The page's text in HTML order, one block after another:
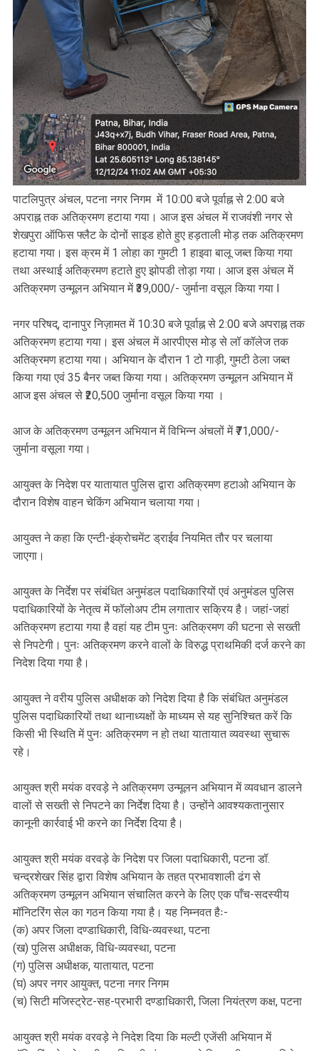
पाटलिपुत्र अंचल, पटना नगर निगम में 10:00 बजे पूर्वाह्न से 2:00 बजे
अपराह्न तक अतिक्रमण हटाया गया। आज इस अंचल में राजवंशी नगर से
शेखपुरा ऑफिस फ्लैट के दोनों साइड होते हुए हड़ताली मोड़ तक अतिक्रमण
हटाया गया। इस क्रम में 1 लोहा का गुमटी 1 हाइवा बालू जब्त किया गया
तथा अस्थाई अतिक्रमण हटाते हुए झोपडी तोड़ा गया। आज इस अंचल में
अतिक्रमण उन्मूलन अभियान में ₹39,000/- जुर्माना वसूल किया गया l
नगर परिषद्, दानापुर निज़ामत में 10:30 बजे पूर्वाह्न से 2:00 बजे अपराह्न तक
अतिक्रमण हटाया गया। इस अंचल में आरपीएस मोड़ से लॉ कॉलेज तक
अतिक्रमण हटाया गया। अभियान के दौरान 1 टो गाड़ी, गुमटी ठेला जब्त
किया गया एवं 35 बैनर जब्त किया गया। अतिक्रमण उन्मूलन अभियान में
आज इस अंचल से ₹20,500 जुर्माना वसूल किया गया ।
आज के अतिक्रमण उन्मूलन अभियान में विभिन्न अंचलों में ₹71,000/-
जुर्माना वसूला गया।
आयुक्त के निदेश पर यातायात पुलिस द्वारा अतिक्रमण हटाओ अभियान के
दौरान विशेष वाहन चेकिंग अभियान चलाया गया।
आयुक्त ने कहा कि एन्टी-इंक्रोचमेंट ड्राईव नियमित तौर पर चलाया
जाएगा।
आयुक्त के निर्देश पर संबंधित अनुमंडल पदाधिकारियों एवं अनुमंडल पुलिस
पदाधिकारियों के नेतृत्व में फॉलोअप टीम लगातार सक्रिय है। जहां-जहां
अतिक्रमण हटाया गया है वहां यह टीम पुनः अतिक्रमण की घटना से सख्ती
से निपटेगी। पुनः अतिक्रमण करने वालों के विरुद्ध प्राथमिकी दर्ज करने का
निदेश दिया गया है।
आयुक्त ने वरीय पुलिस अधीक्षक को निदेश दिया है कि संबंधित अनुमंडल
पुलिस पदाधिकारियों तथा थानाध्यक्षों के माध्यम से यह सुनिश्चित करें कि
किसी भी स्थिति में पुनः अतिक्रमण न हो तथा यातायात व्यवस्था सुचारू
रहे।
आयुक्त श्री मयंक वरवड़े ने अतिक्रमण उन्मूलन अभियान में व्यवधान डालने
वालों से सख्ती से निपटने का निर्देश दिया है। उन्होंने आवश्यकतानुसार
कानूनी कार्रवाई भी करने का निर्देश दिया है।
आयुक्त श्री मयंक वरवड़े के निदेश पर जिला पदाधिकारी, पटना डॉ.
चन्द्रशेखर सिंह द्वारा विशेष अभियान के तहत प्रभावशाली ढंग से
अतिक्रमण उन्मूलन अभियान संचालित करने के लिए एक पाँच-सदस्यीय
मॉनिटरिंग सेल का गठन किया गया है। यह निम्नवत हैः-
(क) अपर जिला दण्डाधिकारी, विधि-व्यवस्था, पटना
(ख) पुलिस अधीक्षक, विधि-व्यवस्था, पटना
(ग) पुलिस अधीक्षक, यातायात, पटना
(घ) अपर नगर आयुक्त, पटना नगर निगम
(च) सिटी मजिस्ट्रेट-सह-प्रभारी दण्डाधिकारी, जिला नियंत्रण कक्ष, पटना
आयुक्त श्री मयंक वरवड़े ने निदेश दिया कि मल्टी एजेंसी अभियान में